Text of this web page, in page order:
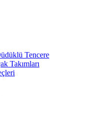
Tencere
Takımları